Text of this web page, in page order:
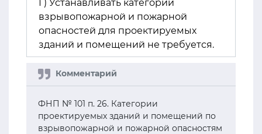
Г) Устанавливать категории
взрывопожарной и пожарной
опасностей для проектируемых
зданий и помещений не требуется.
ФНП № 101 п. 26. Категории
проектируемых зданий и помещений по
взрывопожарной и пожарной опасностям